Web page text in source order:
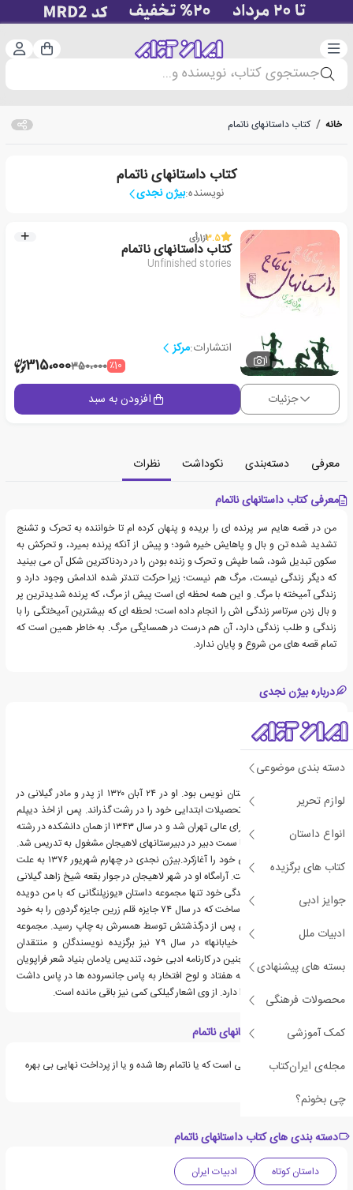
دسته‌بندی سبد
جستجوی کتاب، نویسنده و...
دسته بندی موضوعی
لوازم تحریر
انواع داستان
کتاب های برگزیده
جوایز ادبی
ادبیات ملل
بسته های پیشنهادی
محصولات فرهنگی
کمک آموزشی
مجله‌ی ایران‌کتاب
چی بخونم؟
خانه / کتاب داستانهای ناتمام
کتاب داستانهای ناتمام
نویسنده:بیژن نجدی
1
3.5از1رأی
کتاب داستانهای ناتمام
Unfinished stories
انتشارات:مرکز
٪10350،000315،000
جزئیات افزودن به سبد
معرفی دسته‌بندی نکوداشت
نظرات
معرفی کتاب داستانهای ناتمام
من در قصه هایم سر پرنده ای را بریده و پنهان کرده ام تا خواننده به تحرک و تشنج
تشدید شده تن و بال و پاهایش خیره شود؛ و پیش از آنکه پرنده بمیرد، و تحرکش به
سکون تبدیل شود، شما طپش و تحرک و زنده بودن را در دردناکترین شکل آن می بینید
که دیگر زندگی نیست، مرگ هم نیست؛ زیرا حرکت تندتر شده اندامش وجود دارد و
زندگی آمیخته با مرگ. و این همه لحظه ای است پیش از مرگ، که پرنده شدیدترین پر
و بال زدن سرتاسر زندگی اش را انجام داده است؛ لحظه ای که بیشترین آمیختگی را با
زندگی و طلب زندگی دارد، آن هم درست در همسایگی مرگ. به خاطر همین است که
تمام قصه های من شروع و پایان ندارد.
درباره بیژن نجدی
بیژن نجدی ، شاعر و داستان نویس بود. او در ۲۴ آبان ۱۳۲۰ از پدر و مادر گیلانی در
خاش زاهدان متولد شد. تحصیلات ابتدایی خود را در رشت گذراند. پس از اخذ دیپلم
در سال ۱۳۳۹ وارد دانشسرای عالی تهران شد و در سال ۱۳۴۳ از همان دانشکده در رشته
ریاضی فارغ التحصیل و با سمت دبیر در دبیرستانهای لاهیجان مشغول به تدریس شد.
از سال ۱۳۴۵ فعالیت ادبی خود را آغازکرد.بیژن نجدی در چهارم شهریور ۱۳۷۶ به علت
بیماری سرطان ریه درگذشت. آرامگاه او در شهر لاهیجان در جوار بقعه شیخ زاهد گیلانی
قرار دارد.نجدی در زمان زندگی خود تنها مجموعه داستان «یوزپلنگانی که با من دویده
اند» را در سال ۷۳ منتشر ساخت که در سال ۷۴ جایزه قلم زرین جایزه گردون را به خود
اختصاص داد. بقیه آثارش پس از درگذشتش توسط همسرش به چاپ رسید. مجموعه
داستان «دوباره از همان خیابانها» در سال ۷۹ نیز برگزیده نویسندگان و منتقدان
مطبوعات شد. نجدی همچنین در کارنامه ادبی خود، تندیس یادمان بنیاد شعر فراپویان
به خاطر برگزیده اشعار دهه هفتاد و لوح افتخار به پاس جانسروده ها در پاس داشت
آیین های ملی و میهنی را دارد. از وی اشعار گیلکی کمی نیز باقی مانده است.
ویژگی های کتاب داستانهای ناتمام
مجموعه ای از داستان هایی است که یا ناتمام رها شده و یا از پرداخت نهایی بی بهره
دسته بندی های کتاب داستانهای ناتمام
داستان کوتاه ادبیات ایران